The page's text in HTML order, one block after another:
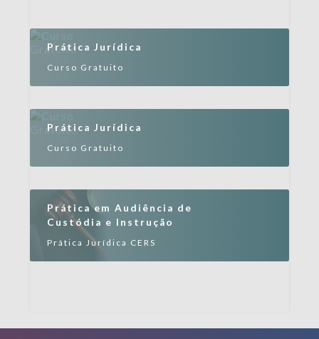
Prática Jurídica
Curso Gratuito
Prática Jurídica
Curso Gratuito
Prática em Audiência de
Custódia e Instrução
Prática Jurídica CERS